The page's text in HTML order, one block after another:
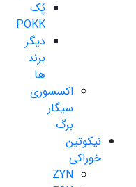
پُک
POKK
دیگر
برند
ها
اکسسوری
سیگار
برگ
نیکوتین
خوراکی
ZYN